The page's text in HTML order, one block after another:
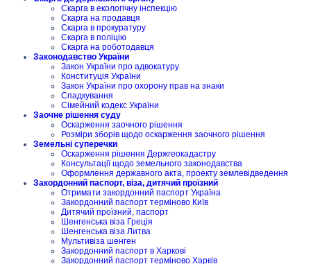
Скарга в екологічну інспекцію
Скарга на продавця
Скарга в прокуратуру
Скарга в поліцію
Скарга на роботодавця
Законодавство України
Закон України про адвокатуру
Конституція України
Закон України про охорону прав на знаки
Спадкування
Сімейний кодекс України
Заочне рішення суду
Оскарження заочного рішення
Розміри зборів щодо оскарження заочного рішення
Земельні суперечки
Оскарження рішення Держгеокадастру
Консультації щодо земельного законодавства
Оформлення державного акта, проекту землевідведення
Закордонний паспорт, віза, дитячий проїзний
Отримати закордонний паспорт Україна
Закордонний паспорт терміново Київ
Дитячий проїзний, паспорт
Шенгенська віза Греція
Шенгенська віза Литва
Мультивіза шенген
Закордонний паспорт в Харкові
Закордонний паспорт терміново Харків